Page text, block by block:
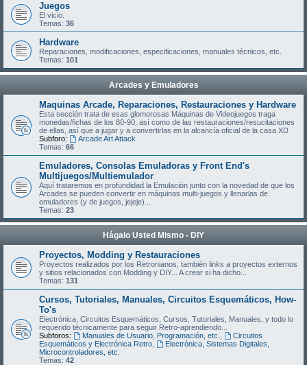
Juegos
El vicio.
Temas: 36
Hardware
Reparaciones, modificaciones, especificaciones, manuales técnicos, etc.
Temas: 101
Arcades y Emuladores
Maquinas Arcade, Reparaciones, Restauraciones y Hardware
Esta sección trata de esas glomorosas Máquinas de Videojuegos traga
monedas/fichas de los 80-90, así como de las restauraciones/resucitaciones
de ellas, así que a jugar y a convertirlas en la alcancía oficial de la casa XD
Subforo:
Arcade Art Attack
Temas: 66
Emuladores, Consolas Emuladoras y Front End's
Multijuegos/Multiemulador
Aquí trataremos en profundidad la Emulación junto con la novedad de que los
Arcades se pueden convertir en máquinas multi-juegos y llenarlas de
emuladores (y de juegos, jejeje)...
Temas: 23
Hágalo Usted Mismo - DIY
Proyectos, Modding y Restauraciones
Proyectos realizados por los Retronianos, también links a proyectos externos
y sitios relacionados con Modding y DIY... A crear si ha dicho...
Temas: 131
Cursos, Tutoriales, Manuales, Circuitos Esquemáticos, How-
To's
Electrónica, Circuitos Esquemáticos, Cursos, Tutoriales, Manuales, y todo lo
requerido técnicamente para seguir Retro-aprendiendo...
Subforos:
Manuales de Usuario, Programación, etc.
Circuitos
Esquemáticos y Electrónica Retro
Electrónica, Sistemas Digitales,
Microcontroladores, etc.
Temas: 42